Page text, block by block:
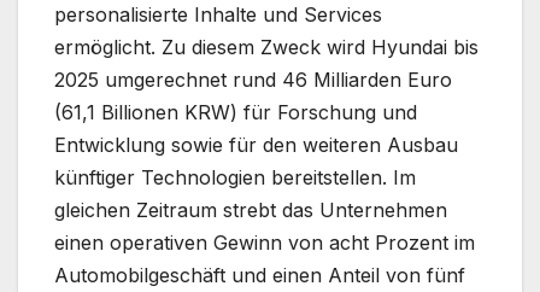
personalisierte Inhalte und Services
ermöglicht. Zu diesem Zweck wird Hyundai bis
2025 umgerechnet rund 46 Milliarden Euro
(61,1 Billionen KRW) für Forschung und
Entwicklung sowie für den weiteren Ausbau
künftiger Technologien bereitstellen. Im
gleichen Zeitraum strebt das Unternehmen
einen operativen Gewinn von acht Prozent im
Automobilgeschäft und einen Anteil von fünf